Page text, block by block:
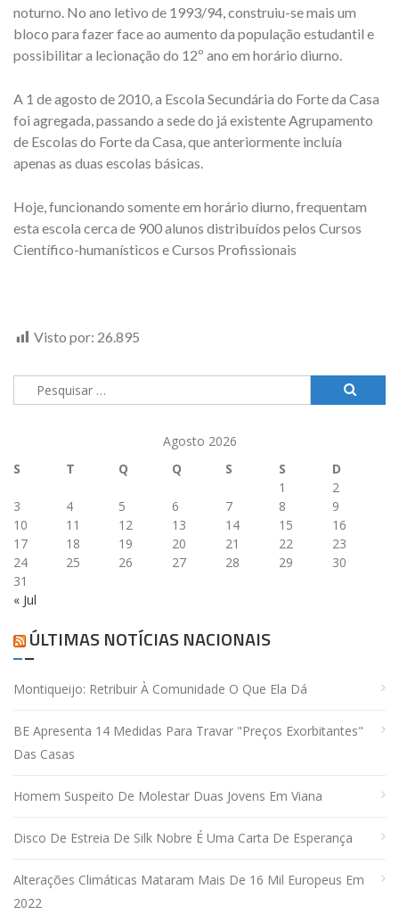
noturno. No ano letivo de 1993/94, construiu-se mais um
bloco para fazer face ao aumento da população estudantil e
possibilitar a lecionação do 12º ano em horário diurno.
A 1 de agosto de 2010, a Escola Secundária do Forte da Casa
foi agregada, passando a sede do já existente Agrupamento
de Escolas do Forte da Casa, que anteriormente incluía
apenas as duas escolas básicas.
Hoje, funcionando somente em horário diurno, frequentam
esta escola cerca de 900 alunos distribuídos pelos Cursos
Científico-humanísticos e Cursos Profissionais
Visto por: 26.895
Pesquisar
por:
Agosto 2026
S
T Q Q S S D
« Jul
1
2
3
4 5 6 7 8
9
10
11 12 13 14 15
16
17
18 19 20 21 22
23
24
25 26 27 28 29
30
31
ÚLTIMAS NOTÍCIAS NACIONAIS
Montiqueijo: Retribuir À Comunidade O Que Ela Dá
BE Apresenta 14 Medidas Para Travar "preços Exorbitantes"
Das Casas
Homem Suspeito De Molestar Duas Jovens Em Viana
Disco De Estreia De Silk Nobre É Uma Carta De Esperança
Alterações Climáticas Mataram Mais De 16 Mil Europeus Em
2022